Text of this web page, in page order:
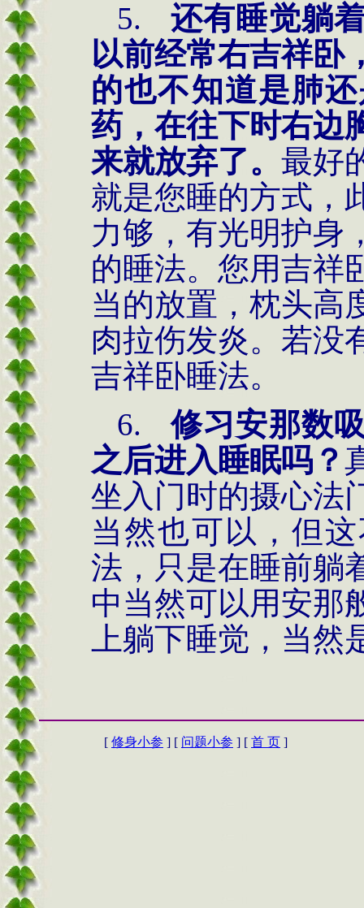
5.
还有睡觉躺
以前经常右吉祥卧
的也不知道是肺
药，在往下时右边
来就放弃了。 最好
就是您睡的方式，
力够，有光明护身
的睡法。您用吉祥
当的放置，枕头高
肉拉伤发炎。若没
吉祥卧睡法。
6.
修习安那数
之后进入睡眠吗？
坐入门时的摄心法
当然也可以，但
法，只是在睡前躺
中当然可以用安那
上躺下睡觉，当
[ 修身小参 ] [ 问题小参 ] [ 首 页 ]